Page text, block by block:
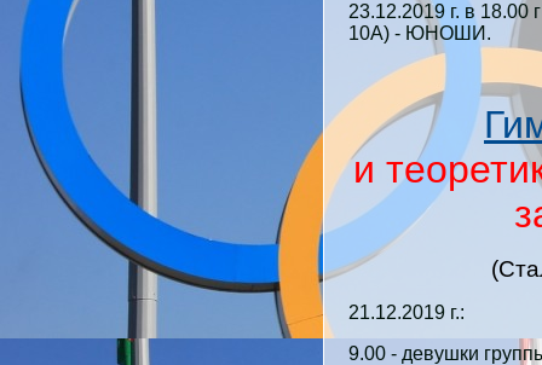
23.12.2019 г. в
10А) - ЮНОШИ.
и
21.12.2019 г.:
9.00 - девушки